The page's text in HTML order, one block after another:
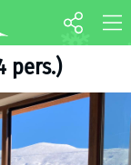
pers.)